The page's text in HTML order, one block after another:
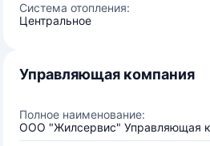
Система отопления:
Центральное
Управляющая компания
Полное наименование:
ООО "Жилсервис" Управляющая